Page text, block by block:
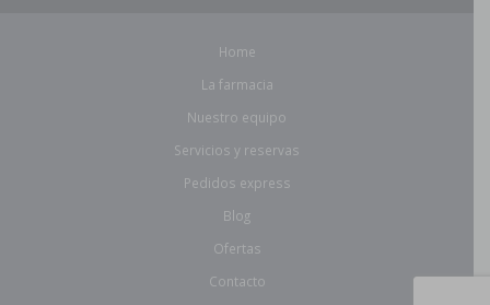
Home
La farmacia
Nuestro equipo
Servicios y reservas
Pedidos express
Blog
Ofertas
Contacto